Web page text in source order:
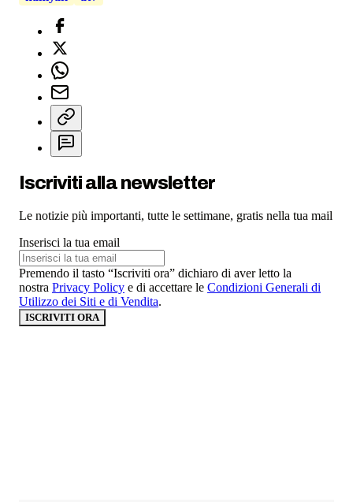
Iscriviti alla newsletter
Le notizie più importanti, tutte le settimane, gratis nella tua mail
Inserisci la tua email
Premendo il tasto “Iscriviti ora” dichiaro di aver letto la
nostra Privacy Policy e di accettare le Condizioni Generali di
Utilizzo dei Siti e di Vendita.
ISCRIVITI ORA